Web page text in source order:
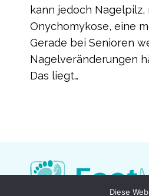
kann jedoch Nagelpilz,
Onychomykose, eine
Gerade bei Senioren
Nagelveränderungen
Das liegt…
Diese